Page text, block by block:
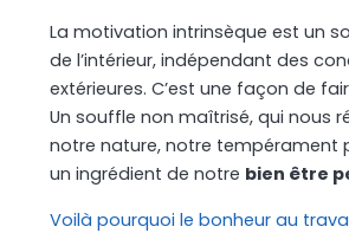
La motivation intrinsèque est un
de l’intérieur, indépendant des
extérieures. C’est une façon de
Un souffle non maîtrisé, qui nous
notre nature, notre tempérament
un ingrédient de notre bien être
Voilà pourquoi le bonheur au